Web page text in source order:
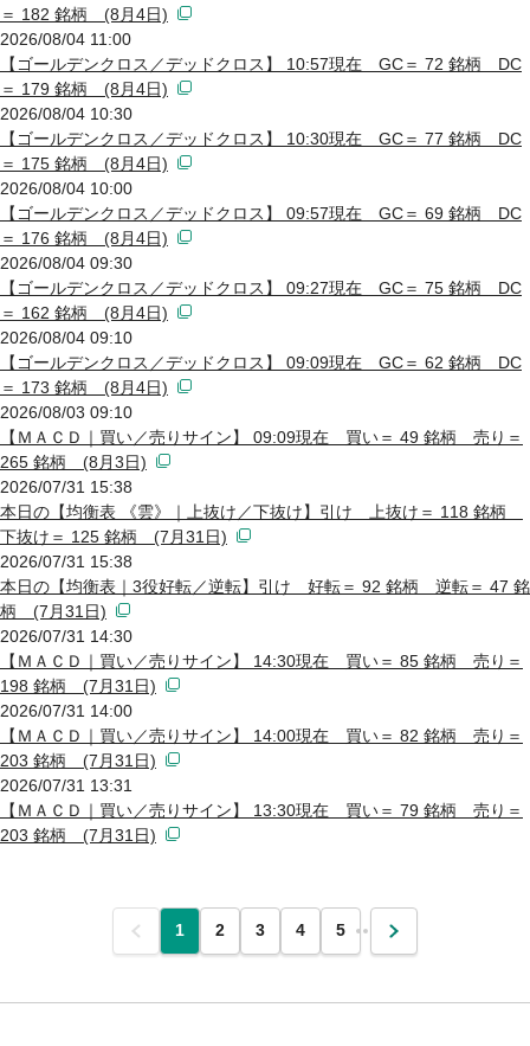
＝ 182 銘柄 (8月4日)
2026/08/04 11:00
【ゴールデンクロス／デッドクロス】 10:57現在 GC＝ 72 銘柄 DC
＝ 179 銘柄 (8月4日)
2026/08/04 10:30
【ゴールデンクロス／デッドクロス】 10:30現在 GC＝ 77 銘柄 DC
＝ 175 銘柄 (8月4日)
2026/08/04 10:00
【ゴールデンクロス／デッドクロス】 09:57現在 GC＝ 69 銘柄 DC
＝ 176 銘柄 (8月4日)
2026/08/04 09:30
【ゴールデンクロス／デッドクロス】 09:27現在 GC＝ 75 銘柄 DC
＝ 162 銘柄 (8月4日)
2026/08/04 09:10
【ゴールデンクロス／デッドクロス】 09:09現在 GC＝ 62 銘柄 DC
＝ 173 銘柄 (8月4日)
2026/08/03 09:10
【ＭＡＣＤ｜買い／売りサイン】 09:09現在 買い＝ 49 銘柄 売り＝
265 銘柄 (8月3日)
2026/07/31 15:38
本日の【均衡表 《雲》｜上抜け／下抜け】引け 上抜け＝ 118 銘柄
下抜け＝ 125 銘柄 (7月31日)
2026/07/31 15:38
本日の【均衡表｜3役好転／逆転】引け 好転＝ 92 銘柄 逆転＝ 47 銘
柄 (7月31日)
2026/07/31 14:30
【ＭＡＣＤ｜買い／売りサイン】 14:30現在 買い＝ 85 銘柄 売り＝
198 銘柄 (7月31日)
2026/07/31 14:00
【ＭＡＣＤ｜買い／売りサイン】 14:00現在 買い＝ 82 銘柄 売り＝
203 銘柄 (7月31日)
2026/07/31 13:31
【ＭＡＣＤ｜買い／売りサイン】 13:30現在 買い＝ 79 銘柄 売り＝
203 銘柄 (7月31日)
前 1 2 3 4 5 … 次